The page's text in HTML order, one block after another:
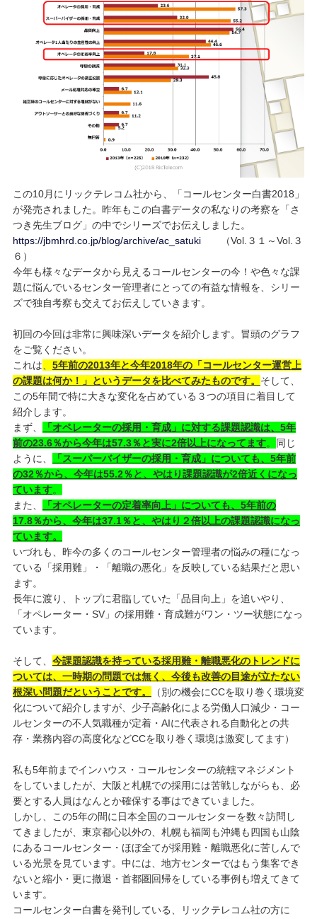
この10月にリックテレコム社から、「コールセンター白書2018」
が発売されました。昨年もこの白書データの私なりの考察を「さ
つき先生ブログ」の中でシリーズでお伝えしました。
https://jbmhrd.co.jp/blog/archive/ac_satuki（Vol.３１～Vol.３
６）
今年も様々なデータから見えるコールセンターの今！や色々な課
題に悩んでいるセンター管理者にとっての有益な情報を、シリー
ズで独自考察も交えてお伝えしていきます。
初回の今回は非常に興味深いデータを紹介します。冒頭のグラフ
をご覧ください。
これは
5年前の2013年と今年2018年の「コールセンター運営上
の課題は何か！」というデータを比べてみたものです。 そして、
この5年間で特に大きな変化を占めている３つの項目に着目して
紹介します。
まず、
「オペレーターの採用・育成」に対する課題認識は、5年
前の23.6％から今年は57.3％と実に2倍以上になってます。 同じ
ように、
「スーパーバイザーの採用・育成」についても、5年前
の32％から、今年は55.2％と、やはり課題認識が2倍近くになっ
ています。
また、
「オペレーターの定着率向上」についても、5年前の
17.8％から、今年は37.1％と、やはり２倍以上の課題認識になっ
ています。
いづれも、昨今の多くのコールセンター管理者の悩みの種になっ
ている「採用難」・「離職の悪化」を反映している結果だと思い
ます。
長年に渡り、トップに君臨していた「品目向上」を追いやり、
「オペレーター・SV」の採用難・育成難がワン・ツー状態になっ
ています。
そして、 今課題認識を持っている採用難・離職悪化のトレンドに
ついては、一時期の問題では無く、今後も改善の目途が立たない
根深い問題だということです。
（別の機会にCCを取り巻く環境変
化について紹介しますが、少子高齢化による労働人口減少・コー
ルセンターの不人気職種が定着・AIに代表される自動化との共
存・業務内容の高度化などCCを取り巻く環境は激変してます）
私も5年前までインハウス・コールセンターの統轄マネジメント
をしていましたが、大阪と札幌での採用には苦戦しながらも、必
要とする人員はなんとか確保する事はできていました。
しかし、この5年の間に日本全国のコールセンターを数々訪問し
てきましたが、東京都心以外の、札幌も福岡も沖縄も四国も山陰
にあるコールセンター・ほぼ全てが採用難・離職悪化に苦しんで
いる光景を見ています。中には、地方センターではもう集客でき
ないと縮小・更に撤退・首都圏回帰をしている事例も増えてきて
います。
コールセンター白書を発刊している、リックテレコム社の方に